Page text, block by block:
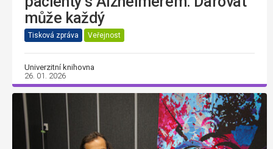
může každý
Tisková zpráva Veřejnost
Univerzitní knihovna
26. 01. 2026